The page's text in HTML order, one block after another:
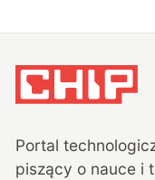
Portal
piszący o nauce i